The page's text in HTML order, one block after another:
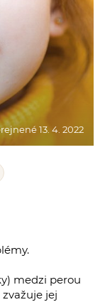
13. 4. 2022
medzi perou
jej